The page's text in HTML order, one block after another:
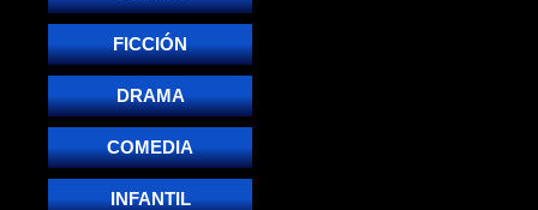
FICCIÓN
DRAMA
COMEDIA
INFANTIL